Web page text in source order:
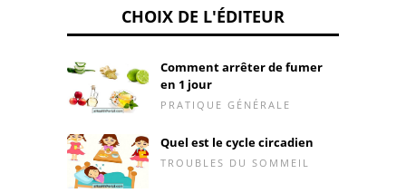
CHOIX DE L'ÉDITEUR
Comment arrêter de fumer
en 1 jour
PRATIQUE GÉNÉRALE
Quel est le cycle circadien
TROUBLES DU SOMMEIL